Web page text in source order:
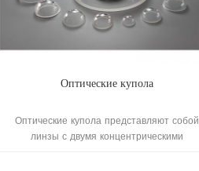
Оптические купола
Оптические купола представляют собой
линзы с двумя концентрическими